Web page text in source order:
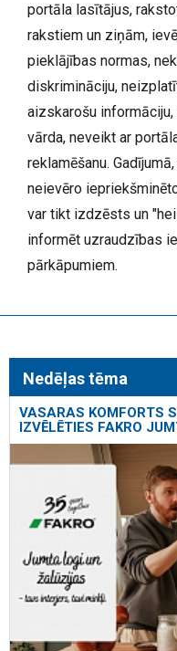
portāla lasītājus,
rakstiem un ziņām,
pieklājības normas,
diskrimināciju,
aizskarošu
vārda, neveikt ar
reklamēšanu.
neievēro
var tikt izdzēsts un
informēt uzraudzības
pārkāpumiem.
Nedēļas tēma
VASARAS KOMFORTS
IZVĒLĒTIES FAKRO